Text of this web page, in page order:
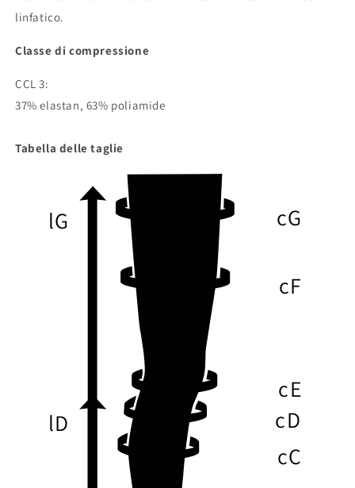
linfatico.
Classe di compressione
CCL 3:
37% elastan, 63% poliamide
Tabella delle taglie
lG
lD
cG
cF
cE
cD
cC